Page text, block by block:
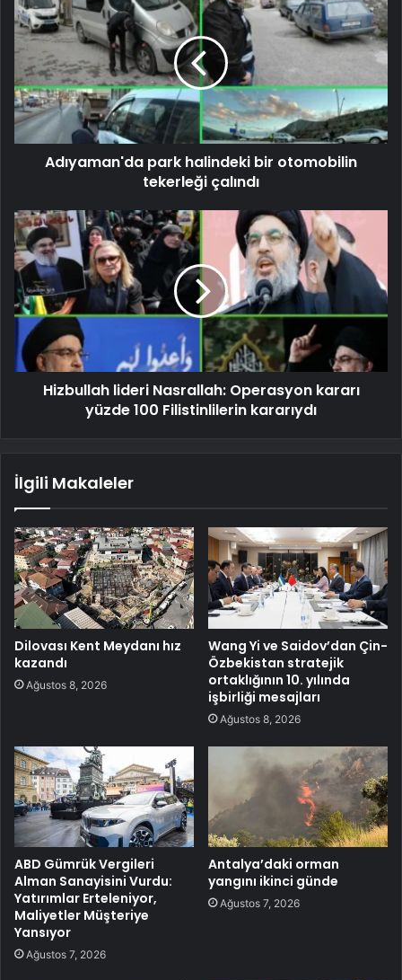
Adıyaman'da park halindeki bir otomobilin
tekerleği çalındı
Hizbullah lideri Nasrallah: Operasyon kararı
yüzde 100 Filistinlilerin kararıydı
İlgili Makaleler
Dilovası Kent Meydanı hız
kazandı
Ağustos 8, 2026
Wang Yi ve Saidov’dan Çin-
Özbekistan stratejik
ortaklığının 10. yılında
işbirliği mesajları
Ağustos 8, 2026
ABD Gümrük Vergileri
Alman Sanayisini Vurdu:
Yatırımlar Erteleniyor,
Maliyetler Müşteriye
Yansıyor
Ağustos 7, 2026
Antalya’daki orman
yangını ikinci günde
Ağustos 7, 2026